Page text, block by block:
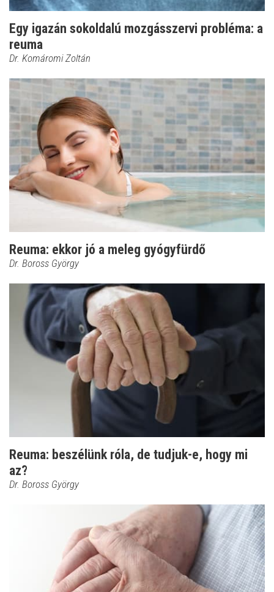
Egy igazán sokoldalú mozgásszervi probléma: a
reuma
Dr. Komáromi Zoltán
Reuma: ekkor jó a meleg gyógyfürdő
Dr. Boross György
Reuma: beszélünk róla, de tudjuk-e, hogy mi
az?
Dr. Boross György